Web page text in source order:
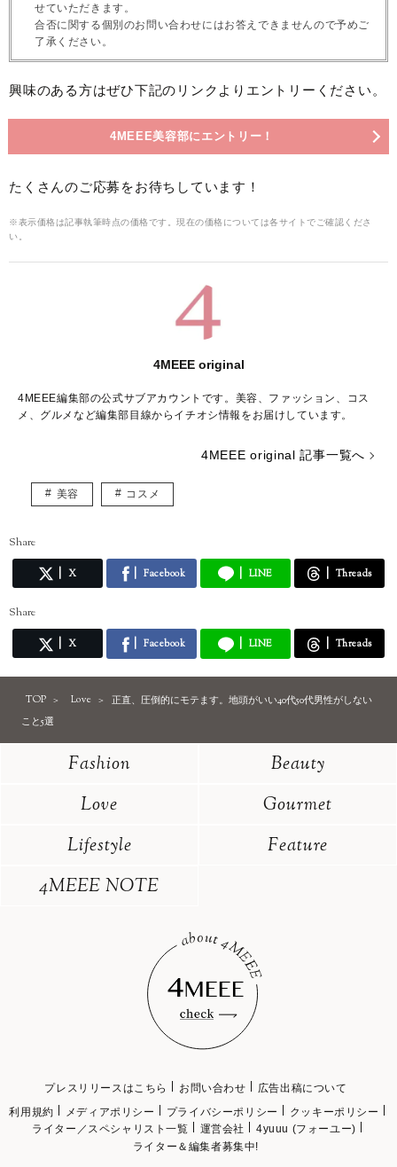
せていただきます。
合否に関する個別のお問い合わせにはお答えできませんので予めご
了承ください。
興味のある方はぜひ下記のリンクよりエントリーください。
4MEEE美容部にエントリー！
たくさんのご応募をお待ちしています！
※表示価格は記事執筆時点の価格です。現在の価格については各サイトでご確認くださ
い。
4MEEE original
4MEEE編集部の公式サブアカウントです。美容、ファッション、コス
メ、グルメなど編集部目線からイチオシ情報をお届けしています。
4MEEE original 記事一覧へ
美容 コスメ
Share
X Facebook LINE Threads
Share
X Facebook LINE Threads
TOP Love
正直、圧倒的にモテます。地頭がいい40代50代男性がしない
こと5選
Fashion
Beauty
Love
Gourmet
Lifestyle
Feature
4MEEE NOTE
プレスリリースはこちら お問い合わせ
広告出稿について
利用規約
メディアポリシー プライバシーポリシー
クッキーポリシー
ライター／スペシャリスト一覧
運営会社
4yuuu (フォーユー)
ライター＆編集者募集中!